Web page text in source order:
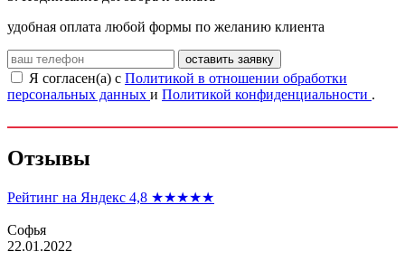
удобная оплата любой формы по желанию клиента
оставить заявку
Я согласен(а) с Политикой в отношении обработки
персональных данных и Политикой конфиденциальности .
Отзывы
Рейтинг на Яндекс 4,8 ★★★★★
Софья
22.01.2022